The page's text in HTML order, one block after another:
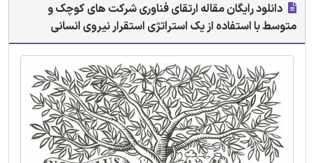
دانلود رایگان مقاله ارتقای فناوری شرکت های کوچک و
متوسط با استفاده از یک استراتژی استقرار نیروی انسانی